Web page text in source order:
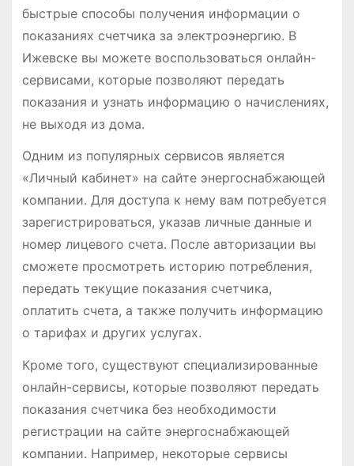
быстрые способы получения информации о
показаниях счетчика за электроэнергию. В
Ижевске вы можете воспользоваться онлайн-
сервисами, которые позволяют передать
показания и узнать информацию о начислениях,
не выходя из дома.
Одним из популярных сервисов является
«Личный кабинет» на сайте энергоснабжающей
компании. Для доступа к нему вам потребуется
зарегистрироваться, указав личные данные и
номер лицевого счета. После авторизации вы
сможете просмотреть историю потребления,
передать текущие показания счетчика,
оплатить счета, а также получить информацию
о тарифах и других услугах.
Кроме того, существуют специализированные
онлайн-сервисы, которые позволяют передать
показания счетчика без необходимости
регистрации на сайте энергоснабжающей
компании. Например, некоторые сервисы